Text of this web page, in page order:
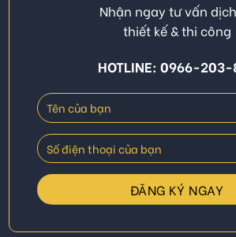
Nhận ngay tư vấn
thiết kế & thi công
HOTLINE: 0966-